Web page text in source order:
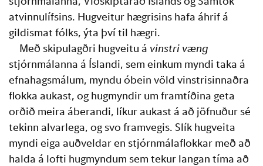
atvinnulífsins. Hugveitur hægrisins hafa áhrif á
gildismat fólks, ýta því til hægri.
Með skipulagðri hugveitu á vinstri væng
stjórnmálanna á Íslandi, sem einkum myndi taka á
efnahagsmálum, myndu óbein völd vinstrisinnaðra
flokka aukast, og hugmyndir um framtíðina geta
orðið meira áberandi, líkur aukast á að jöfnuður sé
tekinn alvarlega, og svo framvegis. Slík hugveita
myndi eiga auðveldar en stjórnmálaflokkar með að
halda á lofti hugmyndum sem tekur langan tíma að